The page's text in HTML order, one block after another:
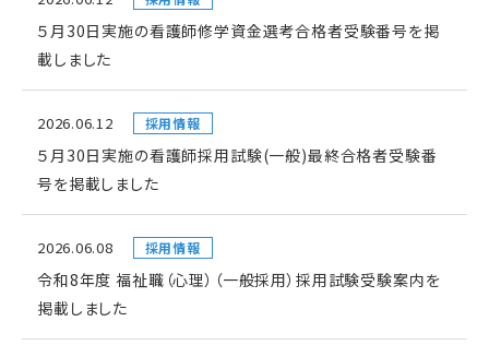
５月30日実施の看護師修学資金選考合格者受験番号を掲
載しました
2026.06.12 採用情報
５月30日実施の看護師採用試験(一般)最終合格者受験番
号を掲載しました
2026.06.08 採用情報
令和8年度 福祉職（心理）（一般採用）採用試験受験案内を
掲載しました